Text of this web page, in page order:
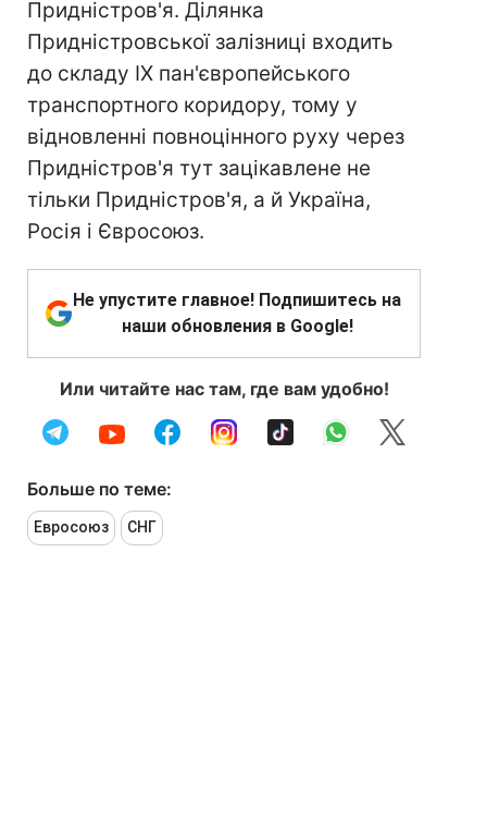
Придністров'я. Ділянка
Придністровської залізниці входить
до складу IX пан'європейського
транспортного коридору, тому у
відновленні повноцінного руху через
Придністров'я тут зацікавлене не
тільки Придністров'я, а й Україна,
Росія і Євросоюз.
Не упустите главное! Подпишитесь на
наши обновления в Google!
Или читайте нас там, где вам удобно!
Больше по теме:
Евросоюз СНГ